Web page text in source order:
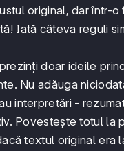
original, dar într-o
Iată câteva reguli
doar ideile
Nu adăuga
interpretări -
Povestește totul la
textul original era